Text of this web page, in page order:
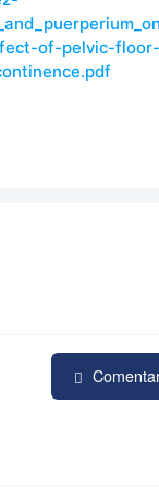
of-pelvic-floor-